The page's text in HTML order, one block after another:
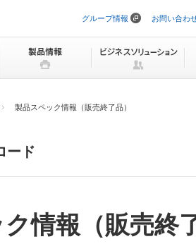
ビ
ョ
を
ス
グループ情報 お問い合わ
製品スペック情報（販売終了品）
ード
情報（販売終